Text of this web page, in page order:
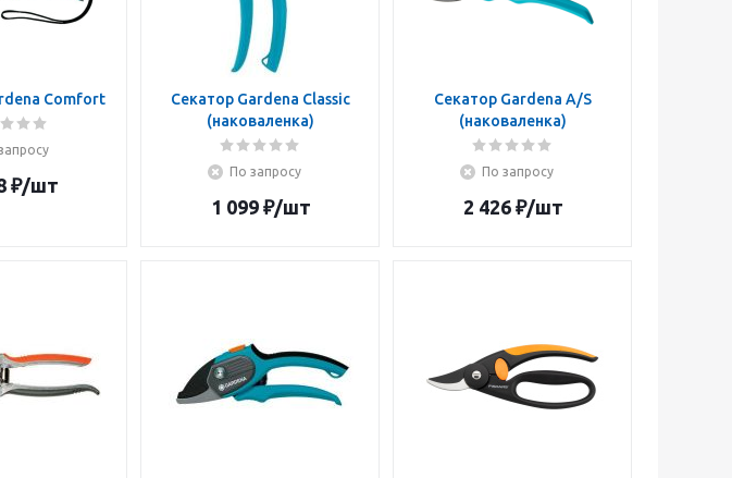
Comfort
₽/шт
Секатор Gardena Classic
(наковаленка)
По запросу
1 099₽/шт
Секатор Gardena A/S
(наковаленка)
По запросу
2 426₽/шт